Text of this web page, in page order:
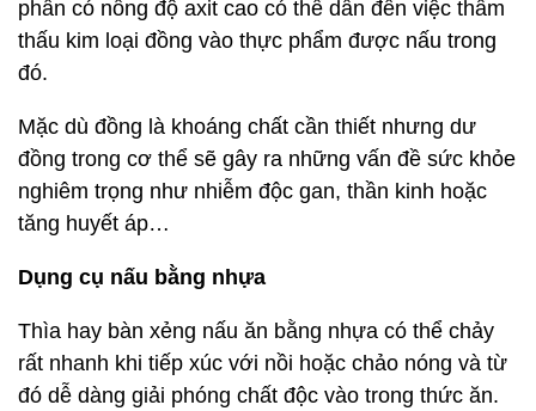
phần có nồng độ axit cao có thể dẫn đến việc thẩm
thấu kim loại đồng vào thực phẩm được nấu trong
đó.
Mặc dù đồng là khoáng chất cần thiết nhưng dư
đồng trong cơ thể sẽ gây ra những vấn đề sức khỏe
nghiêm trọng như nhiễm độc gan, thần kinh hoặc
tăng huyết áp…
Dụng cụ nấu bằng nhựa
Thìa hay bàn xẻng nấu ăn bằng nhựa có thể chảy
rất nhanh khi tiếp xúc với nồi hoặc chảo nóng và từ
đó dễ dàng giải phóng chất độc vào trong thức ăn.